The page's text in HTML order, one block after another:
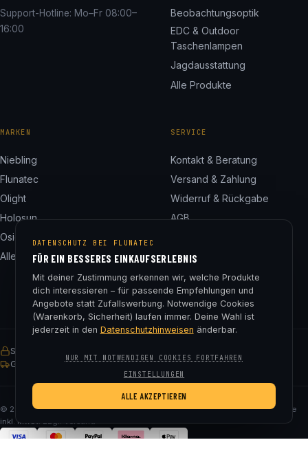
Support-Hotline: Mo–Fr 08:00–
16:00
Beobachtungsoptik
EDC & Outdoor
Taschenlampen
Jagdausstattung
Alle Produkte
MARKEN
Niebling
Flunatec
Olight
Holosun
Osight
Alle 24 Marken
SERVICE
Kontakt & Beratung
Versand & Zahlung
Widerruf & Rückgabe
AGB
Impressum
Cookie-Einstellungen
SSL-verschlüsselt
Gratis Versand ab € 75
© 2026 Fluna Tec & Research GmbH · FN 330182m, LG Salzburg · Alle Preise
inkl. MwSt. zzgl. Versand
DATENSCHUTZ BEI FLUNATEC
FÜR EIN BESSERES EINKAUFSERLEBNIS
Mit deiner Zustimmung erkennen wir, welche Produkte
dich interessieren – für passende Empfehlungen und
Angebote statt Zufallswerbung. Notwendige Cookies
(Warenkorb, Sicherheit) laufen immer. Deine Wahl ist
jederzeit in den Datenschutzhinweisen änderbar.
ALLE AKZEPTIEREN
EINSTELLUNGEN
NUR MIT NOTWENDIGEN COOKIES FORTFAHREN